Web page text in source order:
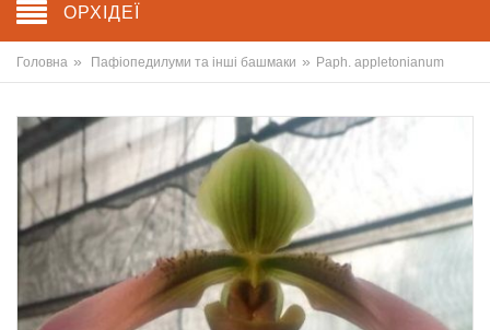
ОРХІДЕЇ
Головна » Пафіопедилуми та інші башмаки » Paph. appletonianum